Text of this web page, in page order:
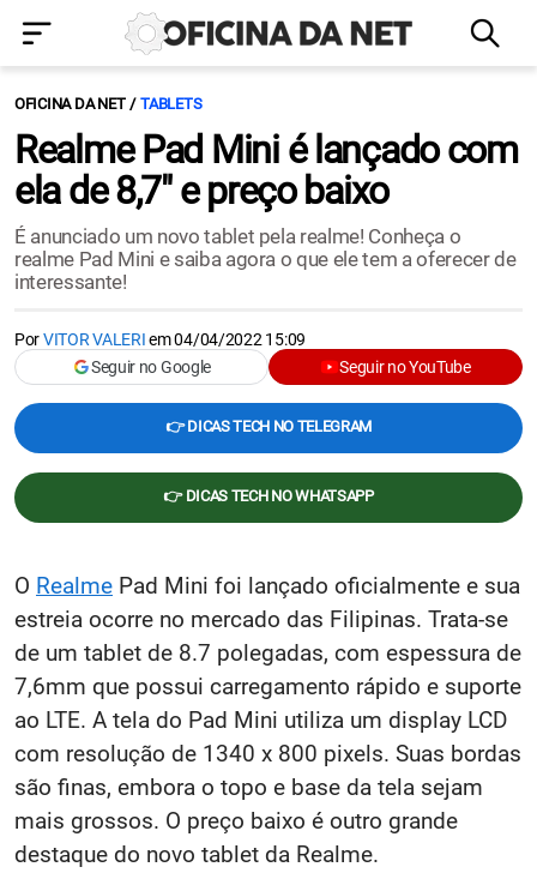
OFICINA DA NET TABLETS
Realme Pad Mini é lançado com
ela de 8,7" e preço baixo
É anunciado um novo tablet pela realme! Conheça o
realme Pad Mini e saiba agora o que ele tem a oferecer de
interessante!
PorVITOR VALERIem04/04/2022 15:09
Seguir no Google
Seguir no YouTube
👉 DICAS TECH NO TELEGRAM
👉 DICAS TECH NO WHATSAPP
O Realme Pad Mini foi lançado oficialmente e sua
estreia ocorre no mercado das Filipinas. Trata-se
de um tablet de 8.7 polegadas, com espessura de
7,6mm que possui carregamento rápido e suporte
ao LTE. A tela do Pad Mini utiliza um display LCD
com resolução de 1340 x 800 pixels. Suas bordas
são finas, embora o topo e base da tela sejam
mais grossos. O preço baixo é outro grande
destaque do novo tablet da Realme.